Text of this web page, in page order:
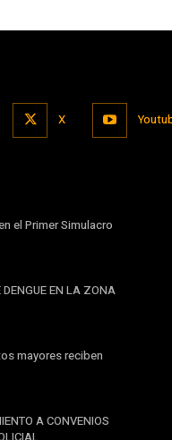
X
el Primer Simulacro
DENGUE EN LA ZONA
mayores reciben
A CONVENIOS